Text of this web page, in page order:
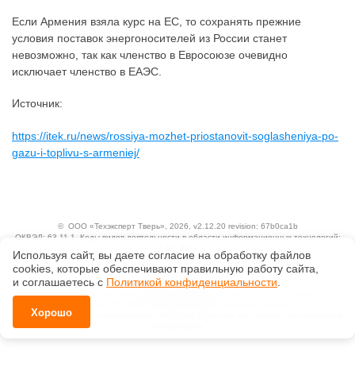
Если Армения взяла курс на ЕС, то сохранять прежние
условия поставок энергоносителей из России станет
невозможно, так как членство в Евросоюзе очевидно
исключает членство в ЕАЭС.
Источник:
https://itek.ru/news/rossiya-mozhet-priostanovit-soglasheniya-po-
gazu-i-toplivu-s-armeniej/
© ООО «Техэксперт Тверь» , 2026, v2.12.20 revision: 67b0ca1b
ОКВЭД: 63.11.1, Коды видов деятельности в области информационных технологий:
Ценовая политика
Технологии
Справка о регистрации продуктов АО «Кодекс» в Реестре российского программного
Используя сайт, вы даете согласие на обработку файлов
сооkiеs, которые обеспечивают правильную работу сайта,
и соглашаетесь с Политикой конфиденциальности.
Хорошо